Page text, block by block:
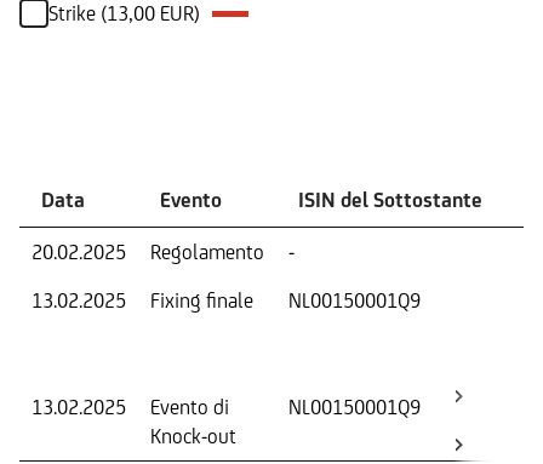
Strike (13,00 EUR)
Data Evento ISIN del Sottostante
20.02.2025 Regolamento -
13.02.2025
Fixing finale NL00150001Q9
13.02.2025
Evento di
Knock-out
NL00150001Q9